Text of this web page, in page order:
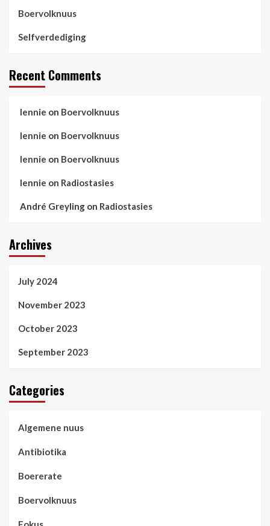
Boervolknuus
Selfverdediging
Recent Comments
lennie on Boervolknuus
lennie on Boervolknuus
lennie on Boervolknuus
lennie on Radiostasies
André Greyling on Radiostasies
Archives
July 2024
November 2023
October 2023
September 2023
Categories
Algemene nuus
Antibiotika
Boererate
Boervolknuus